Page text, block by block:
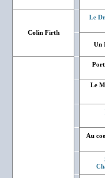
Colin Firth
Le
Un
Le
Au